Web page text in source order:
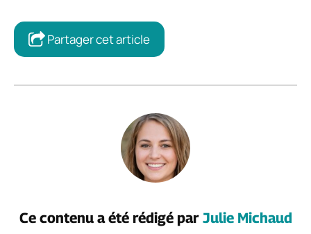
Partager cet article
Ce contenu a été rédigé par Julie Michaud